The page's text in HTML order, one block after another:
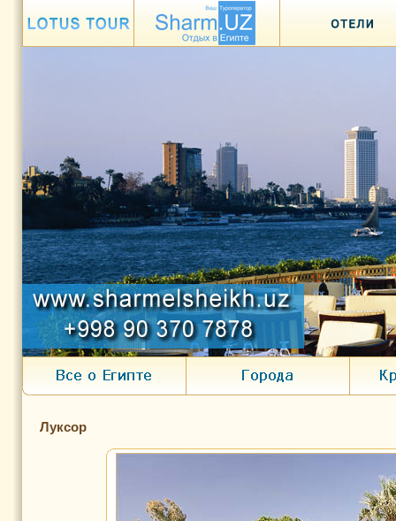
Луксор